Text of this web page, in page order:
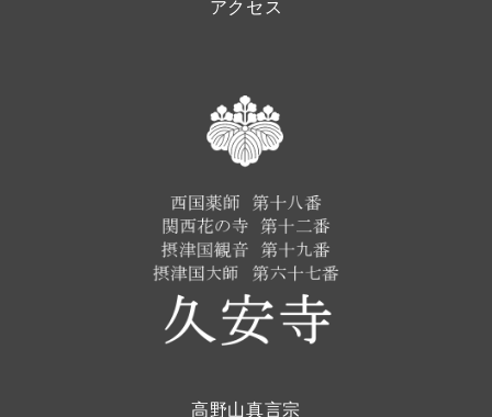
アクセス
高野山真言宗